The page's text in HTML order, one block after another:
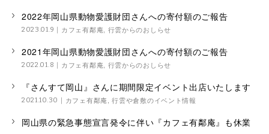
2022年岡山県動物愛護財団さんへの寄付額のご報告
2023.01.9 カフェ有鄰庵, 行雲からのおしらせ
2021年岡山県動物愛護財団さんへの寄付額のご報告
2022.01.8 カフェ有鄰庵, 行雲からのおしらせ
『さんすて岡山』さんに期間限定イベント出店いたします
2021.10.30 カフェ有鄰庵,行雲や倉敷のイベント情報
岡山県の緊急事態宣言発令に伴い『カフェ有鄰庵』も休業